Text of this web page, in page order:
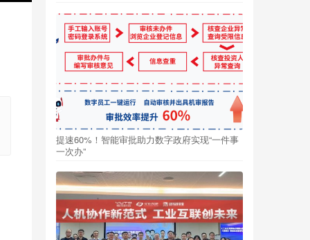
提速60%！智能审批助力数字政府实现“一件事
一次办”